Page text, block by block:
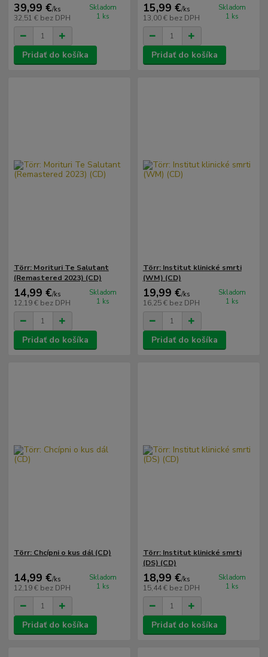
39,99 €/ks
32,51 € bez DPH
Skladom
1 ks
Pridať do košíka
15,99 €/ks
13,00 € bez DPH
Skladom
1 ks
Pridať do košíka
Törr: Morituri Te Salutant
(Remastered 2023) (CD)
14,99 €/ks
12,19 € bez DPH
Skladom
1 ks
Pridať do košíka
Törr: Institut klinické smrti
(WM) (CD)
19,99 €/ks
16,25 € bez DPH
Skladom
1 ks
Pridať do košíka
Törr: Chcípni o kus dál (CD)
14,99 €/ks
12,19 € bez DPH
Skladom
1 ks
Pridať do košíka
Törr: Institut klinické smrti
(DS) (CD)
18,99 €/ks
15,44 € bez DPH
Skladom
1 ks
Pridať do košíka